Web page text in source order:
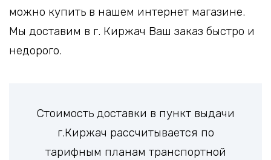
можно купить в нашем интернет магазине.
Мы доставим в г. Киржач Ваш заказ быстро и
недорого.
Стоимость доставки в пункт выдачи
г.Киржач рассчитывается по
тарифным планам транспортной